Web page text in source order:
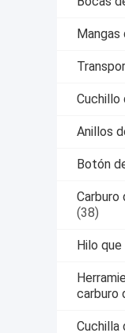
Cuchillo
Anillos
Botón
Carburo
(38)
Hilo
carburo
Cuchilla